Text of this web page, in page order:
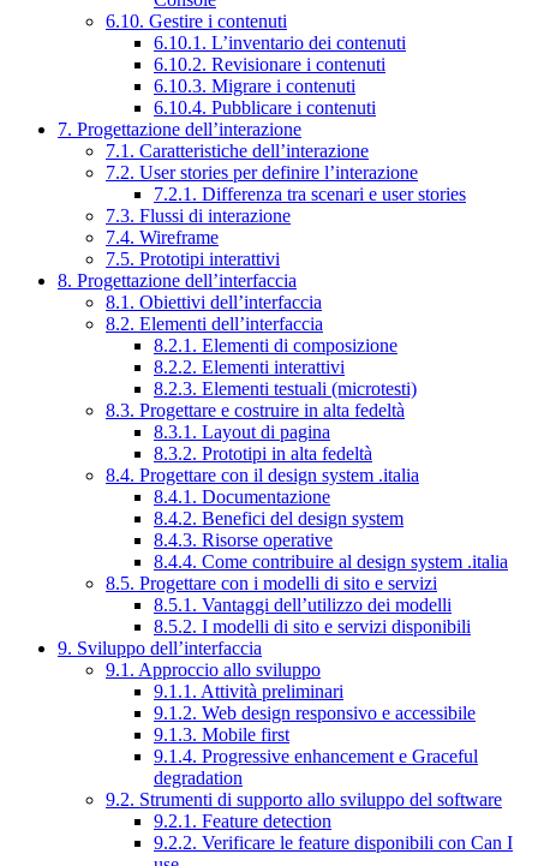
6.10. Gestire i contenuti
6.10.1. L’inventario dei contenuti
6.10.2. Revisionare i contenuti
6.10.3. Migrare i contenuti
6.10.4. Pubblicare i contenuti
7. Progettazione dell’interazione
7.1. Caratteristiche dell’interazione
7.2. User stories per definire l’interazione
7.2.1. Differenza tra scenari e user stories
7.3. Flussi di interazione
7.4. Wireframe
7.5. Prototipi interattivi
8. Progettazione dell’interfaccia
8.1. Obiettivi dell’interfaccia
8.2. Elementi dell’interfaccia
8.2.1. Elementi di composizione
8.2.2. Elementi interattivi
8.2.3. Elementi testuali (microtesti)
8.3. Progettare e costruire in alta fedeltà
8.3.1. Layout di pagina
8.3.2. Prototipi in alta fedeltà
8.4. Progettare con il design system .italia
8.4.1. Documentazione
8.4.2. Benefici del design system
8.4.3. Risorse operative
8.4.4. Come contribuire al design system .italia
8.5. Progettare con i modelli di sito e servizi
8.5.1. Vantaggi dell’utilizzo dei modelli
8.5.2. I modelli di sito e servizi disponibili
9. Sviluppo dell’interfaccia
9.1. Approccio allo sviluppo
9.1.1. Attività preliminari
9.1.2. Web design responsivo e accessibile
9.1.3. Mobile first
9.1.4. Progressive enhancement e Graceful
degradation
9.2. Strumenti di supporto allo sviluppo del software
9.2.1. Feature detection
9.2.2. Verificare le feature disponibili con Can I